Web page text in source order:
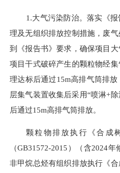
1.大气污染防治。落实《
理及无组织排放控制措施，废
到《报告书》要求，确保项目
项目干式破碎产生的颗粒物经
理达标后通过15m高排气筒排
层集气装置收集后采用“喷淋+
后通过15m高排气筒排放。
颗粒物排放执行《合成
（GB31572-2015）（含2024
非甲烷总烃有组织排放执行《合